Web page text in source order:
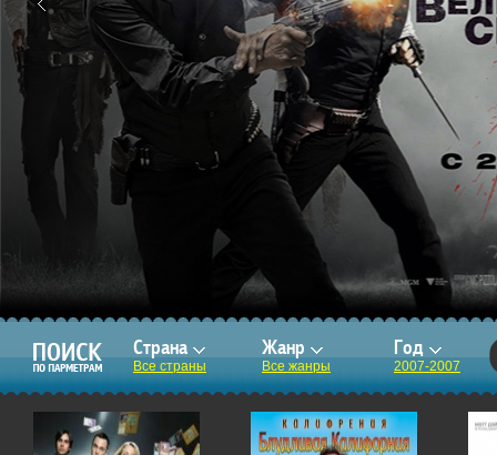
Страна
Все страны
Жанр
Все жанры
Год
2007-2007